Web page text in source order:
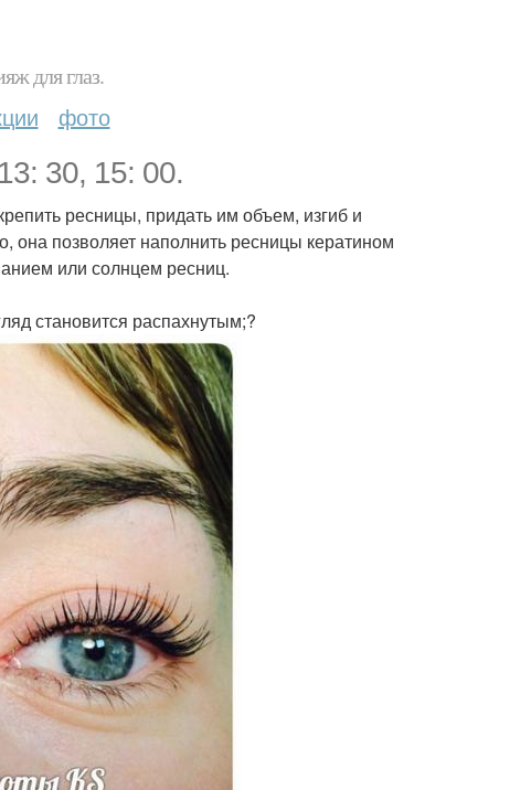
для глаз.
фото
30, 15: 00.
ресницы, придать им объем, изгиб и
позволяет наполнить ресницы кератином
или солнцем ресниц.
становится распахнутым;?